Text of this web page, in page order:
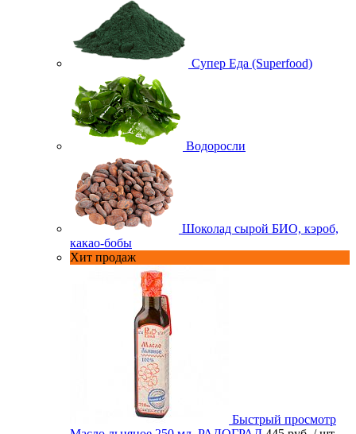
Супер Еда (Superfood)
Водоросли
Шоколад сырой БИО, кэроб,
какао-бобы
Хит продаж
Быстрый просмотр